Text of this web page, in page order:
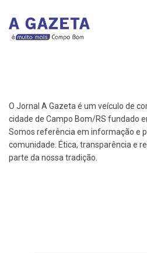
O Jornal A Gazeta é um veículo de
cidade de Campo Bom/RS fundado
Somos referência em informação e
comunidade. Ética, transparência e
parte da nossa tradição.